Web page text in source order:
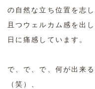
の自然な立ち位置を志し
且つウェルカム感を出
日に痛感しています。
で、で、で、何が出来
（笑）、